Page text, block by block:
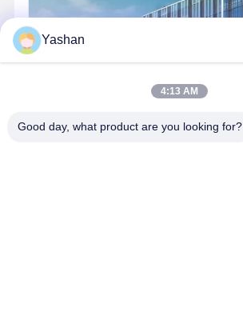
Yashan
4:13 AM
Good day, what product are you looking for?